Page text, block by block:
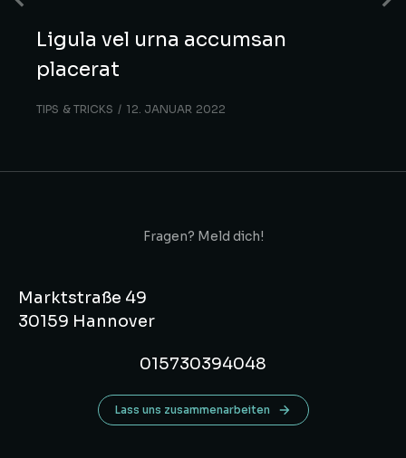
Ligula vel urna accumsan
placerat
TIPS & TRICKS 12. JANUAR 2022
Fragen? Meld dich!
Marktstraße 49
30159 Hannover
015730394048
Lass uns zusammenarbeiten